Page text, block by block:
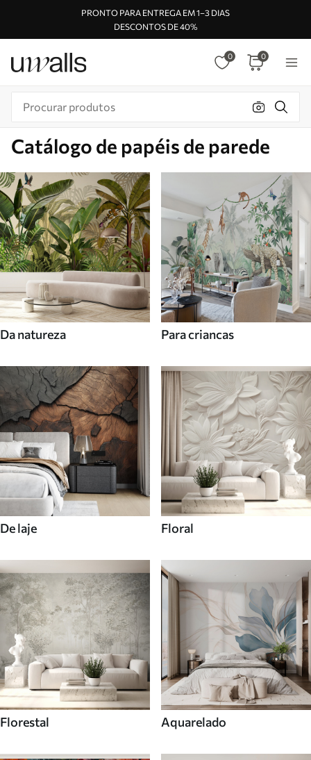
PRONTO PARA ENTREGA EM 1–3 DIAS
DESCONTOS DE 40%
0 0
Catálogo de papéis de parede
Da natureza Para criancas
De laje Floral
Florestal Aquarelado